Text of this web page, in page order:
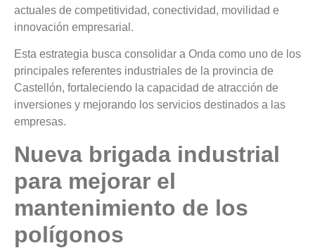
actuales de competitividad, conectividad, movilidad e
innovación empresarial.
Esta estrategia busca consolidar a Onda como uno de los
principales referentes industriales de la provincia de
Castellón, fortaleciendo la capacidad de atracción de
inversiones y mejorando los servicios destinados a las
empresas.
Nueva brigada industrial
para mejorar el
mantenimiento de los
polígonos